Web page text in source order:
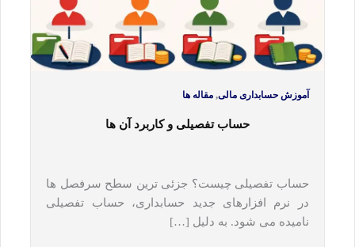
آموزش حسابداری مالی,مقاله ها
حساب تفصیلی و کاربرد آن ها
حساب تفصیلی چیست؟ جزئی ترین سطح سرفصل ها
در نرم افزارهای جدید حسابداری، حساب تفصیلی
نامیده می شود. به دلیل […]